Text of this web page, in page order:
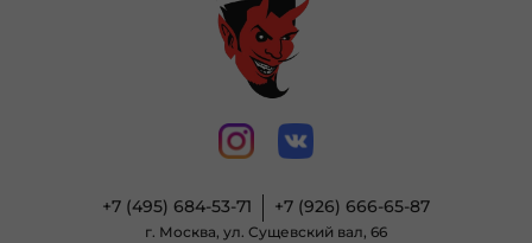
+7 (495) 684-53-71 +7 (926) 666-65-87
г. Москва, ул. Сущевский вал, 66